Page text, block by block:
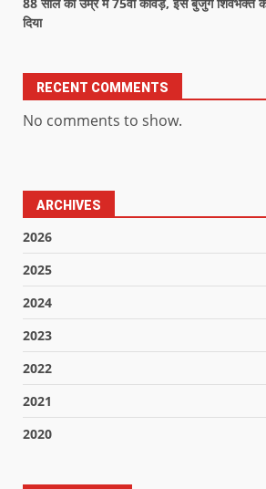
दिया
RECENT COMMENTS
No comments to show.
ARCHIVES
2026
2025
2024
2023
2022
2021
2020